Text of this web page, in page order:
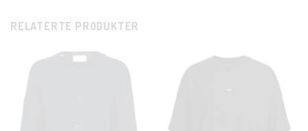
RELATERTE PRODUKTER
CLOSE
THIS